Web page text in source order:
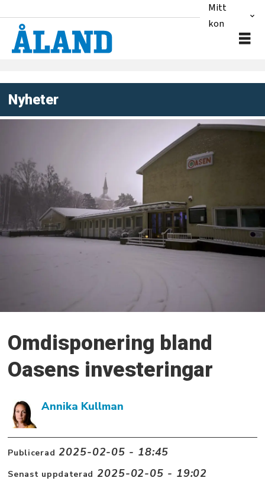
Mitt
konto
Nyheter
Omdisponering bland
Oasens investeringar
Annika Kullman
Publicerad 2025-02-05 - 18:45
Senast uppdaterad 2025-02-05 - 19:02